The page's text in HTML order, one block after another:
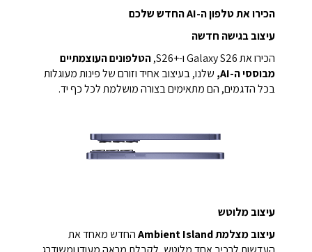
הכירו את טלפון ה-AI החדש שלכם
עיצוב בגישה חדשה
הכירו את Galaxy S26 ו-S26+‎,
הטלפונים העוצמתיים
מבוססי ה-AI,
שלנו, בעיצוב אחיד וזורם של פינות מעוגלות
בכל הדגמים, הם מתאימים בצורה מושלמת לכל כף יד.
עיצוב מלוטש
עיצוב מצלמת Ambient Island
החדש מאחד את